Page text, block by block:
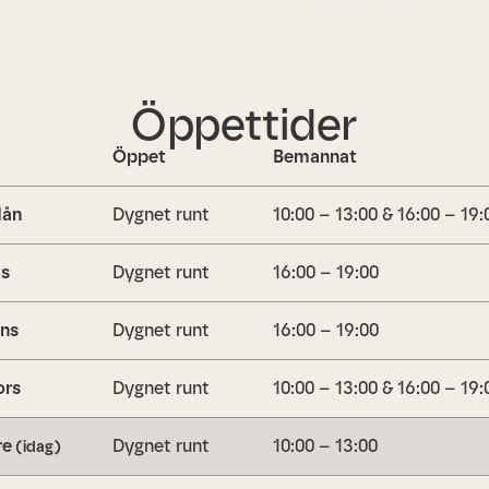
Öppettider
Öppet Bemannat
Dygnet runt 10:00 – 13:00 & 16:00 –
Dygnet runt 16:00 – 19:00
Dygnet runt 16:00 – 19:00
Dygnet runt 10:00 – 13:00 & 16:00 –
(idag) Dygnet runt 10:00 – 13:00